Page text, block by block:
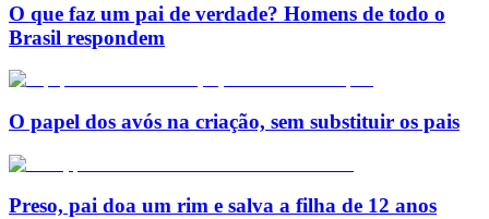
O que faz um pai de verdade? Homens de todo o
Brasil respondem
O papel dos avós na criação, sem substituir os pais
Preso, pai doa um rim e salva a filha de 12 anos